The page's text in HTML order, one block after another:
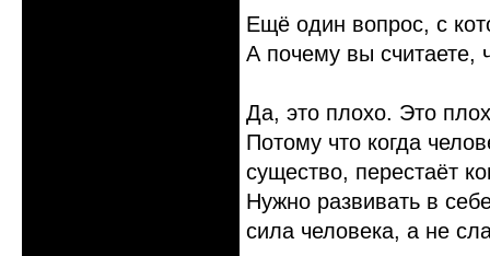
Ещё один вопрос, с
А почему вы
Да, это плохо. Это
Потому что когда
существо, перестаёт
Нужно развивать в
сила человека, а не